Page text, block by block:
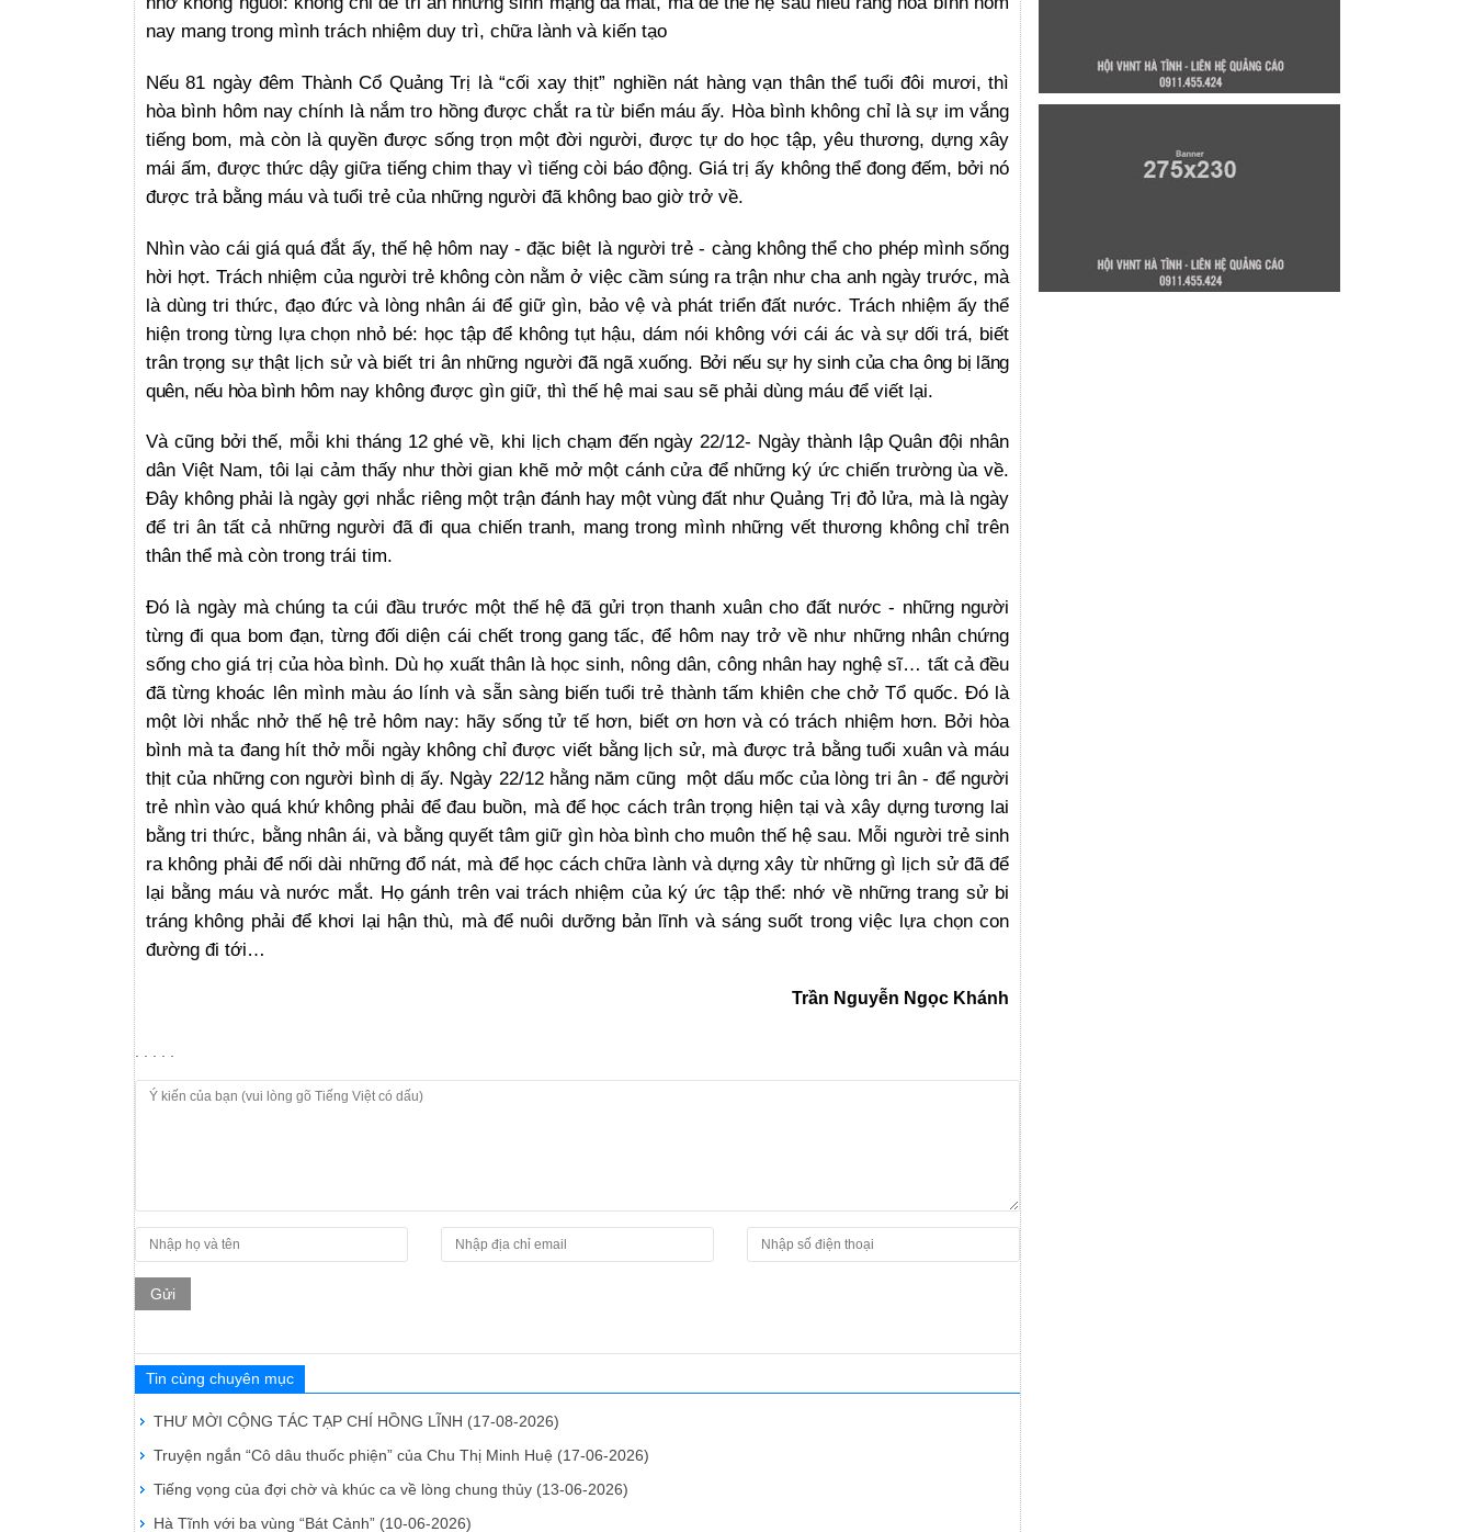
nay mang trong mình trách nhiệm duy trì, chữa lành và kiến tạo
Nếu 81 ngày đêm Thành Cổ Quảng Trị là “cối xay thịt” nghiền nát hàng vạn thân thể tuổi đôi mươi, thì
hòa bình hôm nay chính là nắm tro hồng được chắt ra từ biển máu ấy. Hòa bình không chỉ là sự im vắng
tiếng bom, mà còn là quyền được sống trọn một đời người, được tự do học tập, yêu thương, dựng xây
mái ấm, được thức dậy giữa tiếng chim thay vì tiếng còi báo động. Giá trị ấy không thể đong đếm, bởi nó
được trả bằng máu và tuổi trẻ của những người đã không bao giờ trở về.
Nhìn vào cái giá quá đắt ấy, thế hệ hôm nay - đặc biệt là người trẻ - càng không thể cho phép mình sống
hời hợt. Trách nhiệm của người trẻ không còn nằm ở việc cầm súng ra trận như cha anh ngày trước, mà
là dùng tri thức, đạo đức và lòng nhân ái để giữ gìn, bảo vệ và phát triển đất nước. Trách nhiệm ấy thể
hiện trong từng lựa chọn nhỏ bé: học tập để không tụt hậu, dám nói không với cái ác và sự dối trá, biết
trân trọng sự thật lịch sử và biết tri ân những người đã ngã xuống. Bởi nếu sự hy sinh của cha ông bị lãng
quên, nếu hòa bình hôm nay không được gìn giữ, thì thế hệ mai sau sẽ phải dùng máu để viết lại.
Và cũng bởi thế, mỗi khi tháng 12 ghé về, khi lịch chạm đến ngày 22/12- Ngày thành lập Quân đội nhân
dân Việt Nam, tôi lại cảm thấy như thời gian khẽ mở một cánh cửa để những ký ức chiến trường ùa về.
Đây không phải là ngày gợi nhắc riêng một trận đánh hay một vùng đất như Quảng Trị đỏ lửa, mà là ngày
để tri ân tất cả những người đã đi qua chiến tranh, mang trong mình những vết thương không chỉ trên
thân thể mà còn trong trái tim.
Đó là ngày mà chúng ta cúi đầu trước một thế hệ đã gửi trọn thanh xuân cho đất nước - những người
từng đi qua bom đạn, từng đối diện cái chết trong gang tấc, để hôm nay trở về như những nhân chứng
sống cho giá trị của hòa bình. Dù họ xuất thân là học sinh, nông dân, công nhân hay nghệ sĩ… tất cả đều
đã từng khoác lên mình màu áo lính và sẵn sàng biến tuổi trẻ thành tấm khiên che chở Tổ quốc. Đó là
một lời nhắc nhở thế hệ trẻ hôm nay: hãy sống tử tế hơn, biết ơn hơn và có trách nhiệm hơn. Bởi hòa
bình mà ta đang hít thở mỗi ngày không chỉ được viết bằng lịch sử, mà được trả bằng tuổi xuân và máu
thịt của những con người bình dị ấy. Ngày 22/12 hằng năm cũng một dấu mốc của lòng tri ân - để người
trẻ nhìn vào quá khứ không phải để đau buồn, mà để học cách trân trọng hiện tại và xây dựng tương lai
bằng tri thức, bằng nhân ái, và bằng quyết tâm giữ gìn hòa bình cho muôn thế hệ sau. Mỗi người trẻ sinh
ra không phải để nối dài những đổ nát, mà để học cách chữa lành và dựng xây từ những gì lịch sử đã để
lại bằng máu và nước mắt. Họ gánh trên vai trách nhiệm của ký ức tập thể: nhớ về những trang sử bi
tráng không phải để khơi lại hận thù, mà để nuôi dưỡng bản lĩnh và sáng suốt trong việc lựa chọn con
đường đi tới…
Trần Nguyễn Ngọc Khánh
Gửi
Tin cùng chuyên mục
THƯ MỜI CỘNG TÁC TẠP CHÍ HỒNG LĨNH (17-08-2026)
Truyện ngắn “Cô dâu thuốc phiện” của Chu Thị Minh Huệ (17-06-2026)
Tiếng vọng của đợi chờ và khúc ca về lòng chung thủy (13-06-2026)
Hà Tĩnh với ba vùng “Bát Cảnh” (10-06-2026)